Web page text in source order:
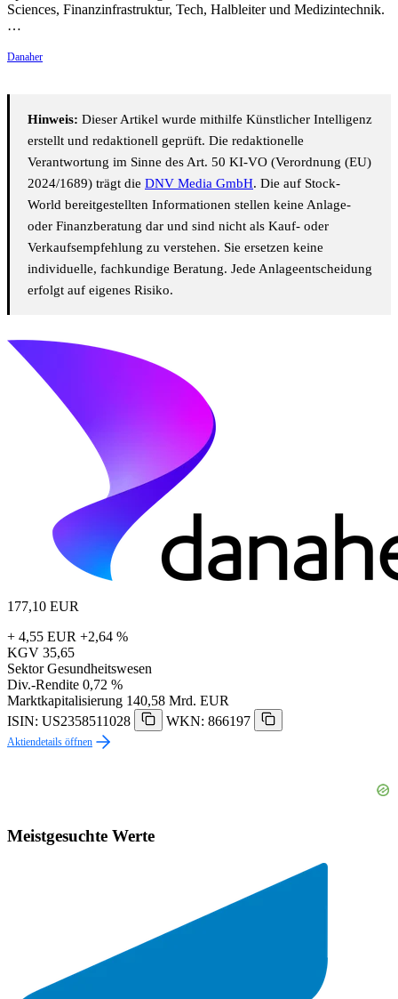
Sciences, Finanzinfrastruktur, Tech, Halbleiter und Medizintechnik.
…
Danaher
Hinweis: Dieser Artikel wurde mithilfe Künstlicher Intelligenz
erstellt und redaktionell geprüft. Die redaktionelle
Verantwortung im Sinne des Art. 50 KI-VO (Verordnung (EU)
2024/1689) trägt die DNV Media GmbH. Die auf Stock-
World bereitgestellten Informationen stellen keine Anlage-
oder Finanzberatung dar und sind nicht als Kauf- oder
Verkaufsempfehlung zu verstehen. Sie ersetzen keine
individuelle, fachkundige Beratung. Jede Anlageentscheidung
erfolgt auf eigenes Risiko.
177,10 EUR
+ 4,55 EUR +2,64 %
KGV 35,65
Sektor Gesundheitswesen
Div.-Rendite 0,72 %
Marktkapitalisierung 140,58 Mrd. EUR
ISIN: US2358511028
WKN: 866197
Aktiendetails öffnen
Meistgesuchte Werte